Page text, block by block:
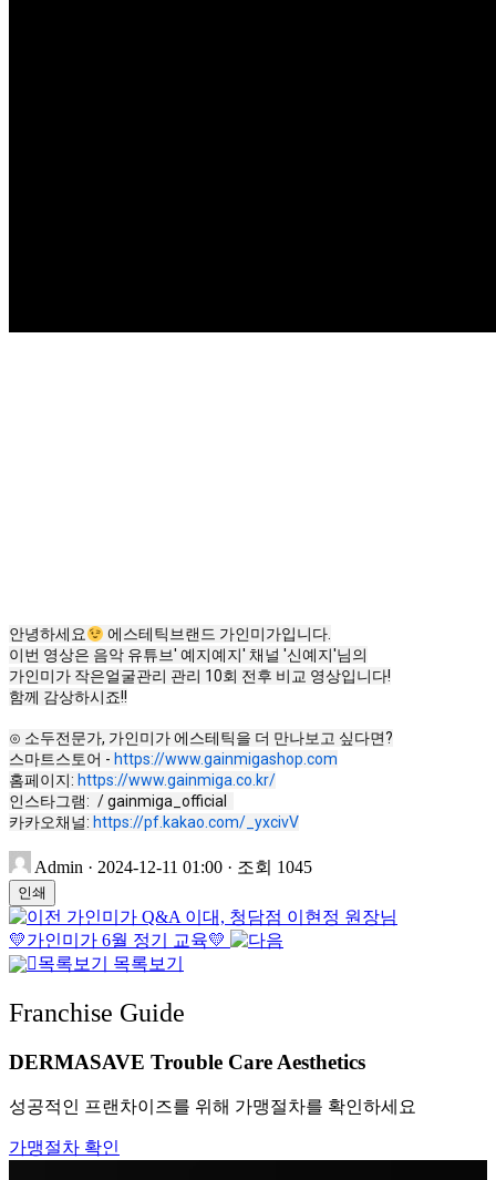
안녕하세요
에스테틱브랜드 가인미가입니다.
이번 영상은 음악 유튜브' 예지예지' 채널 '신예지'님의
가인미가 작은얼굴관리 관리 10회 전후 비교 영상입니다!
함께 감상하시죠!!
⊙ 소두전문가, 가인미가 에스테틱을 더 만나보고 싶다면?
스마트스토어 - https://www.gainmigashop.com
홈페이지: https://www.gainmiga.co.kr/
인스타그램: / gainmiga_official
카카오채널: https://pf.kakao.com/_yxcivV
Admin · 2024-12-11 01:00 · 조회 1045
인쇄
가인미가 Q&A 이대, 청담점 이현정 원장님
💛가인미가 6월 정기 교육💛
목록보기
Franchise Guide
DERMASAVE Trouble Care Aesthetics
성공적인 프랜차이즈를 위해 가맹절차를 확인하세요
가맹절차 확인